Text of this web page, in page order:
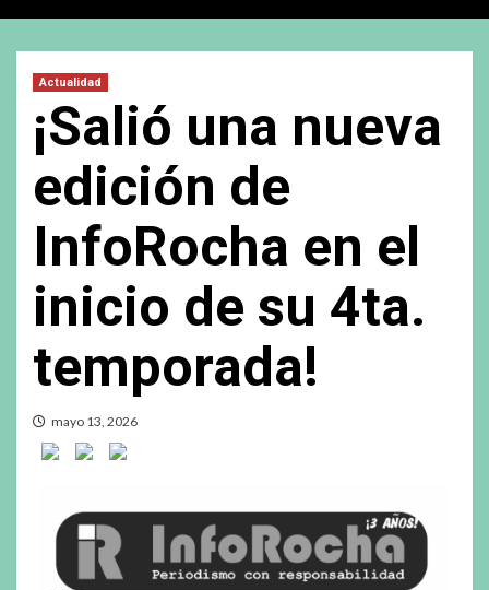
Actualidad
¡Salió una nueva
edición de
InfoRocha en el
inicio de su 4ta.
temporada!
mayo 13, 2026